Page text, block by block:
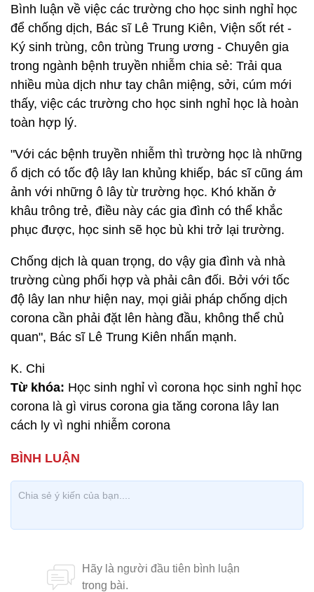
Bình luận về việc các trường cho học sinh nghỉ học
để chống dịch, Bác sĩ Lê Trung Kiên, Viện sốt rét -
Ký sinh trùng, côn trùng Trung ương - Chuyên gia
trong ngành bệnh truyền nhiễm chia sẻ: Trải qua
nhiều mùa dịch như tay chân miệng, sởi, cúm mới
thấy, việc các trường cho học sinh nghỉ học là hoàn
toàn hợp lý.
"Với các bệnh truyền nhiễm thì trường học là những
ổ dịch có tốc độ lây lan khủng khiếp, bác sĩ cũng ám
ảnh với những ô lây từ trường học. Khó khăn ở
khâu trông trẻ, điều này các gia đình có thể khắc
phục được, học sinh sẽ học bù khi trở lại trường.
Chống dịch là quan trọng, do vậy gia đình và nhà
trường cùng phối hợp và phải cân đối. Bởi với tốc
độ lây lan như hiện nay, mọi giải pháp chống dịch
corona cần phải đặt lên hàng đầu, không thể chủ
quan", Bác sĩ Lê Trung Kiên nhấn mạnh.
K. Chi
Từ khóa: Học sinh nghỉ vì corona học sinh nghỉ học
corona là gì virus corona gia tăng corona lây lan
cách ly vì nghi nhiễm corona